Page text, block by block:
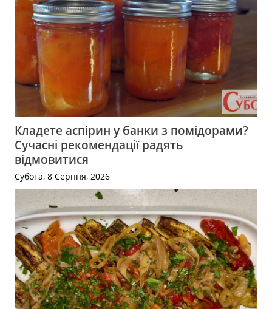
Кладете аспірин у банки з помідорами?
Сучасні рекомендації радять
відмовитися
Субота, 8 Серпня, 2026